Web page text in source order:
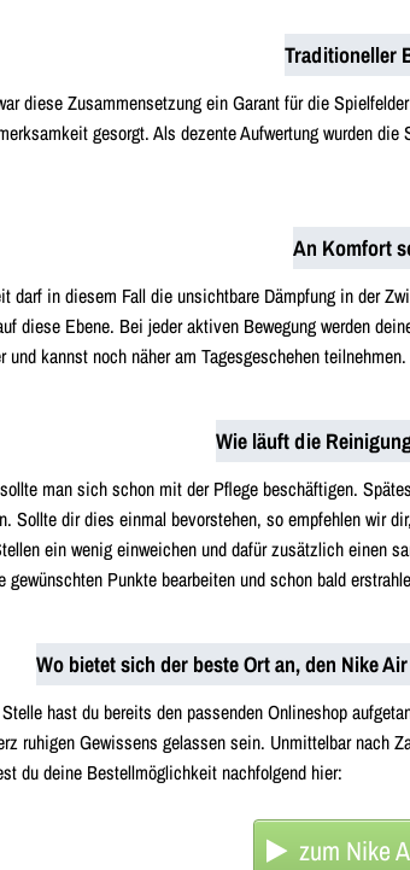
Traditioneller
diese Zusammensetzung ein Garant für die
gesorgt. Als dezente Aufwertung wurden
An Komfort
darf in diesem Fall die unsichtbare Dämpfung in der
diese Ebene. Bei jeder aktiven Bewegung werden
und kannst noch näher am Tagesgeschehen teilnehmen.
Wie läuft die
man sich schon mit der Pflege beschäftigen.
Sollte dir dies einmal bevorstehen, so empfehlen wir
ein wenig einweichen und dafür zusätzlich einen
gewünschten Punkte bearbeiten und schon bald
Wo bietet sich der beste Ort an, den Nike
hast du bereits den passenden Onlineshop
ruhigen Gewissens gelassen sein. Unmittelbar nach
du deine Bestellmöglichkeit nachfolgend hier:
zum Nike